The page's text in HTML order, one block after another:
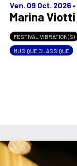
Ven. 09 Oct. 2026 •
Marina Viotti
FESTIVAL VIBRATION(S)
MUSIQUE CLASSIQUE